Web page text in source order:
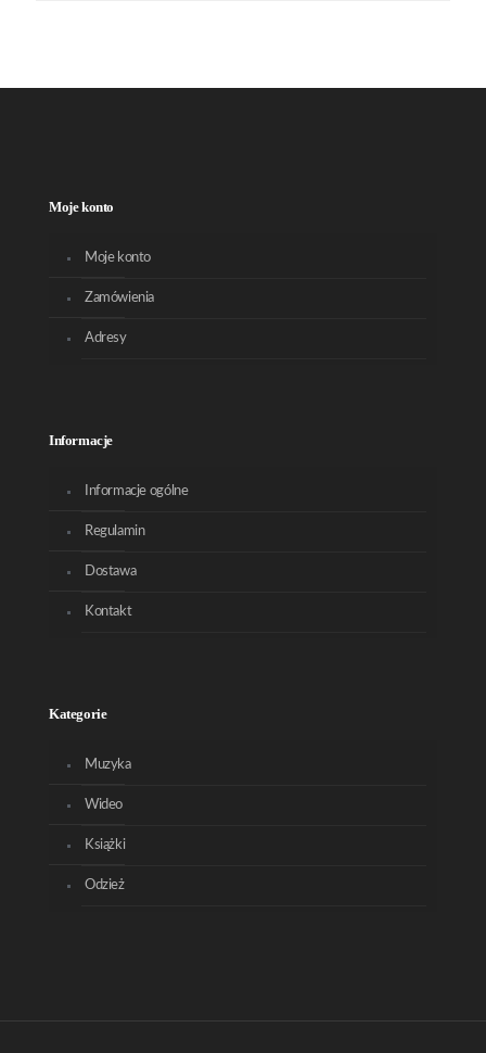
Moje konto
Moje konto
Zamówienia
Adresy
Informacje
Informacje ogólne
Regulamin
Dostawa
Kontakt
Kategorie
Muzyka
Wideo
Książki
Odzież